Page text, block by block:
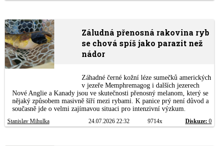
Záludná přenosná rakovina ryb
se chová spíš jako parazit než
nádor
Záhadné černé kožní léze sumečků amerických
v jezeře Memphremagog i dalších jezerech
Nové Anglie a Kanady jsou ve skutečnosti přenosný melanom, který se
nějaký způsobem masivně šíří mezi rybami. K panice prý není důvod a
současně jde o velmi zajímavou situaci pro intenzivní výzkum.
Stanislav Mihulka 24.07.2026 22:32 9714x Diskuze: 0